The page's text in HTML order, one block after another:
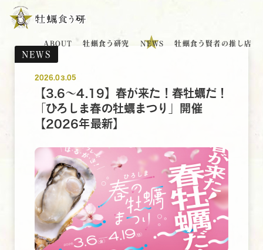
ABOUT 牡蠣食う研究 NEWS 牡蠣食う賢者の推し店
NEWS
2026.03.05
【3.6～4.19】春が来た！春牡蠣だ！
「ひろしま春の牡蠣まつり」開催
【2026年最新】